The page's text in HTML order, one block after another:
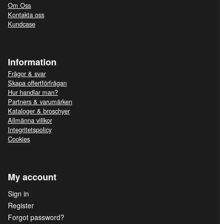
Om Oss
Kontakta oss
Kundcase
Information
Frågor & svar
Skapa offertförfrågan
Hur handlar man?
Partners & varumärken
Kataloger & broschyer
Allmänna villkor
Integritetspolicy
Cookies
My account
Sign in
Register
Forgot password?